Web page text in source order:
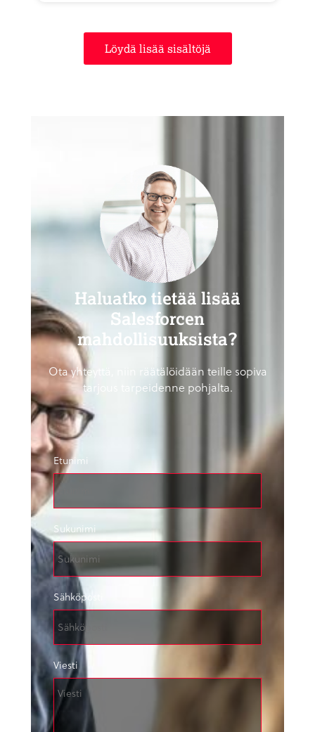
Löydä lisää sisältöjä
Haluatko tietää lisää
Salesforcen
mahdollisuuksista?
Ota yhteyttä, niin räätälöidään teille sopiva
tarjous tarpeidenne pohjalta.
Etunimi
Sukunimi
Sähköposti
Viesti